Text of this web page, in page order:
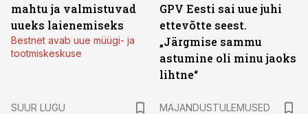
mahtu ja valmistuvad
uueks laienemiseks
Bestnet avab uue müügi- ja
tootmiskeskuse
GPV Eesti sai uue juhi
ettevõtte seest.
„Järgmise sammu
astumine oli minu jaoks
lihtne“
SUUR LUGU
MAJANDUSTULEMUSED